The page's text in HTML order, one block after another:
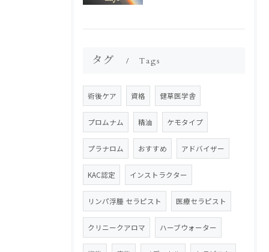
タグ Tags
術後ケア 資格 健草医学舎
プロムナム 精油 ケモタイプ
プラナロム おすすめ アドバイザー
KAC認定 インストラクター
リンパ浮腫 セラピスト 医療セラピスト
クリニークアロマ ハーブウォーター